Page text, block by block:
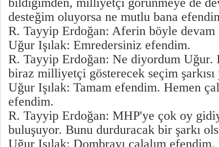
desteğim oluyorsa ne mutlu bana
R. Tayyip Erdoğan: Aferin böyle devam
Uğur Işılak: Emredersiniz efendim.
R. Tayyip Erdoğan: Ne diyordum Uğur.
biraz milliyetçi gösterecek seçim
Uğur Işılak: Tamam efendim. Hemen
efendim.
R. Tayyip Erdoğan: MHP'ye çok oy
buluşuyor. Bunu durduracak bir şarkı
Uğur Işılak: Dombrayı çalalım efendim.